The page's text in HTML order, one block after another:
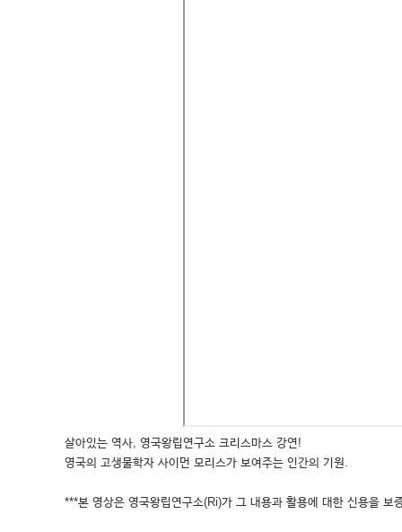
살아있는 역사, 영국왕립연구소 크리스마스 강연!
영국의 고생물학자 사이먼 모리스가 보여주는 인간의 기원.
***본 영상은 영국왕립연구소(Ri)가 그 내용과 활용에 대한 신용을 보